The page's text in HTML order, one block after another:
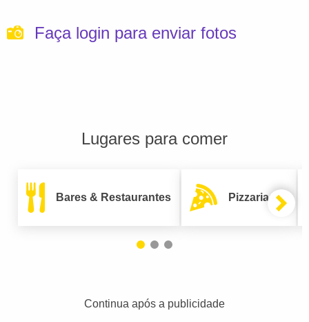
Faça login para enviar fotos
Lugares para comer
Bares & Restaurantes Pizzarias
Continua após a publicidade